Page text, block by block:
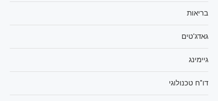
בריאות
גאדג'טים
גיימינג
דו"ח טכנולוגי